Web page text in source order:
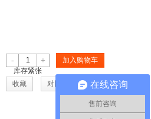
- +
库存紧张
加入购物车
收藏 对比 在线咨询
售前咨询